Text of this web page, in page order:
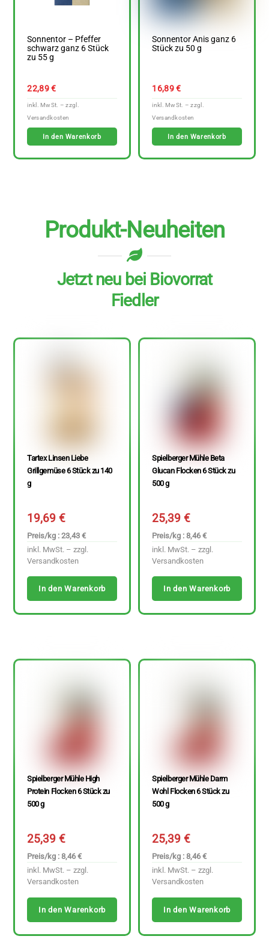
Sonnentor – Pfeffer
schwarz ganz 6 Stück
zu 55 g
22,89€
In den Warenkorb
Sonnentor Anis ganz 6
Stück zu 50 g
16,89€
In den Warenkorb
Produkt-Neuheiten
Jetzt neu bei Biovorrat
Fiedler
Tartex Linsen Liebe
Grillgemüse 6 Stück zu 140
g
19,69€
Preis/kg : 23,43 €
inkl. MwSt. – zzgl.
Versandkosten
In den Warenkorb
Spielberger Mühle Beta
Glucan Flocken 6 Stück zu
500 g
25,39€
Preis/kg : 8,46 €
inkl. MwSt. – zzgl.
Versandkosten
In den Warenkorb
Spielberger Mühle High
Protein Flocken 6 Stück zu
500 g
25,39€
Preis/kg : 8,46 €
inkl. MwSt. – zzgl.
Versandkosten
In den Warenkorb
Spielberger Mühle Darm
Wohl Flocken 6 Stück zu
500 g
25,39€
Preis/kg : 8,46 €
inkl. MwSt. – zzgl.
Versandkosten
In den Warenkorb